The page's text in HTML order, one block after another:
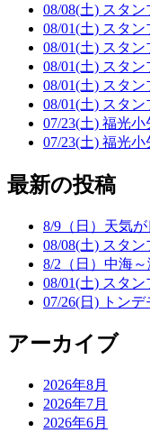
08/08(土) スタ
08/01(土) スタ
08/01(土) スタ
08/01(土) スタ
08/01(土) スタ
08/01(土) スタ
07/23(土) 福光
07/23(土) 福光
最新の投稿
8/9（日）天気
08/08(土) スタ
8/2（日）中海
08/01(土) スタ
07/26(日) トン
アーカイブ
2026年8月
2026年7月
2026年6月